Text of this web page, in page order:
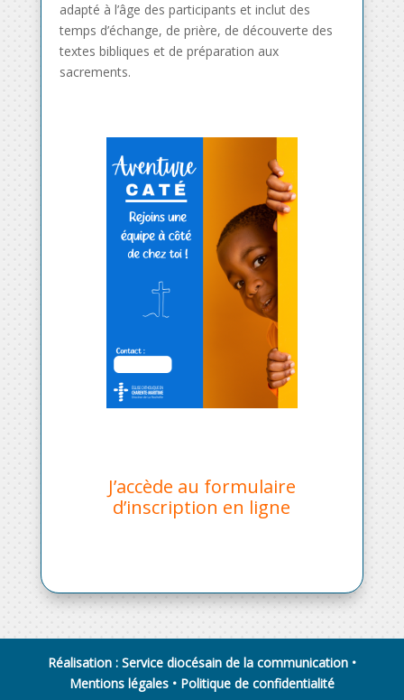
adapté à l’âge des participants et inclut des
temps d’échange, de prière, de découverte des
textes bibliques et de préparation aux
sacrements.
J’accède au formulaire
d’inscription en ligne
Réalisation : Service diocésain de la communication •
Mentions légales• Politique de confidentialité